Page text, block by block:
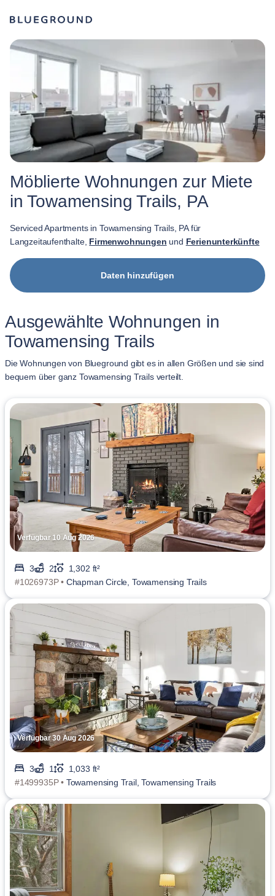
Möblierte Wohnungen zur Miete
in Towamensing Trails, PA
Serviced Apartments in Towamensing Trails, PA für
Langzeitaufenthalte, Firmenwohnungen und Ferienunterkünfte
Daten hinzufügen
Ausgewählte Wohnungen in
Towamensing Trails
Die Wohnungen von Blueground gibt es in allen Größen und sie sind
bequem über ganz Towamensing Trails verteilt.
Verfügbar 10 Aug 2026
3 2
1,302 ft²
#1026973P • Chapman Circle, Towamensing Trails
Verfügbar 30 Aug 2026
3 1
1,033 ft²
#1499935P • Towamensing Trail, Towamensing Trails